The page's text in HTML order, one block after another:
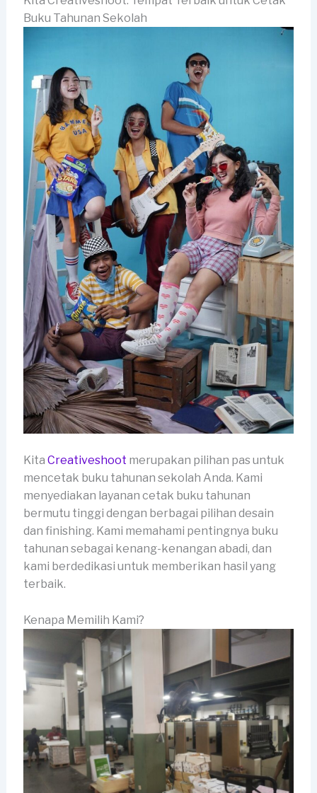
Buku Tahunan Sekolah
Kita Creativeshoot merupakan pilihan pas untuk
mencetak buku tahunan sekolah Anda. Kami
menyediakan layanan cetak buku tahunan
bermutu tinggi dengan berbagai pilihan desain
dan finishing. Kami memahami pentingnya buku
tahunan sebagai kenang-kenangan abadi, dan
kami berdedikasi untuk memberikan hasil yang
terbaik.
Kenapa Memilih Kami?